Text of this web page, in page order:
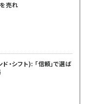
売れ
シフト): 「信頼」で選ば